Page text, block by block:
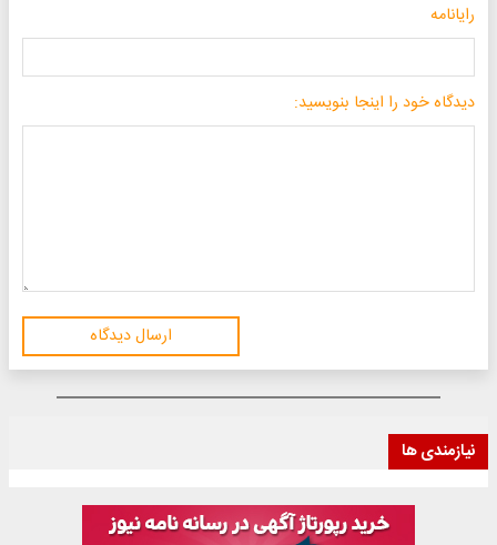
رایانامه
دیدگاه خود را اینجا بنویسید:
ارسال دیدگاه
نیازمندی ها